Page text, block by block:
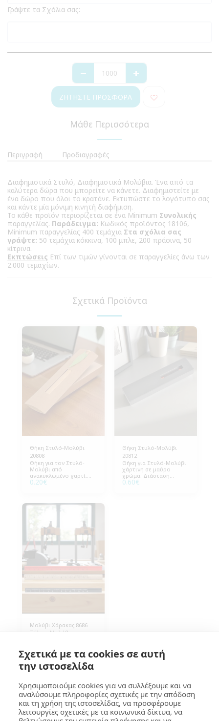
Γράψτε τα Σχόλια σας:
ΖΗΤΉΣΤΕ ΠΡΟΣΦΟΡΆ
Μάθε Περισσότερα
Περιγραφή Προδιαγραφές
Διαφημιστικά Στυλό, Διαφημιστικά Μολύβια. Ένα από τα
καλύτερα δώρα που μπορείτε να κάνετε. Διαφημιστείτε με
ένα δώρο που όλοι το κρατάνε. Εκτυπώστε το λογότυπο σας
και κάντε μία μόνιμη κινητή διαφήμιση.
Το κάθε προϊόν περιορίζεται σε ένα Minimum Συνολικής
παραγγελίας. Παράδειγμα: Κωδικός προϊόντος 18106,
Minimum παραγγελίας 400 τεμάχια Στα σχόλια σας
γράψτε: 50 τεμάχια κόκκινα, 100 μπλε, 200 πράσινα, 50
κίτρινα.
Εκπτώσεις Επί των τιμών γίνονται σε παραγγελίες άνω των
2.000 τεμαχίων.
Σχετικά Προϊόντα
Θήκη Στυλό-Μολύβι
20808
Θήκη για τον Στυλό-
Μολύβι από
ανακυκλωμένο χαρτί.
Διάσταση 4*15,5εκ (ΒxY).
0.20€
Θήκη Στυλό-Μολύβι
20812
Θήκη για Στυλό-Μολύβι
χάρτινη σε μαύρο
χρώμα. Διάσταση
5,5x18εκ (ΒxY), Εκτύπωση
0.60€
Μολύβι Χάρακας 8686
Ξύλινο Μολύβι και
1x18εκ (Β*Υ),
Συσκευασία 1.000
τεμάχια.
0.30€
ΓΚΟΥΜΑ Design
Σχετικά με τα cookies σε αυτή
την ιστοσελίδα
Χρησιμοποιούμε cookies για να συλλέξουμε και να
αναλύσουμε πληροφορίες σχετικές με την απόδοση
και τη χρήση της ιστοσελίδας, να προσφέρουμε
λειτουργίες σχετικές με τα κοινωνικά δίκτυα, να